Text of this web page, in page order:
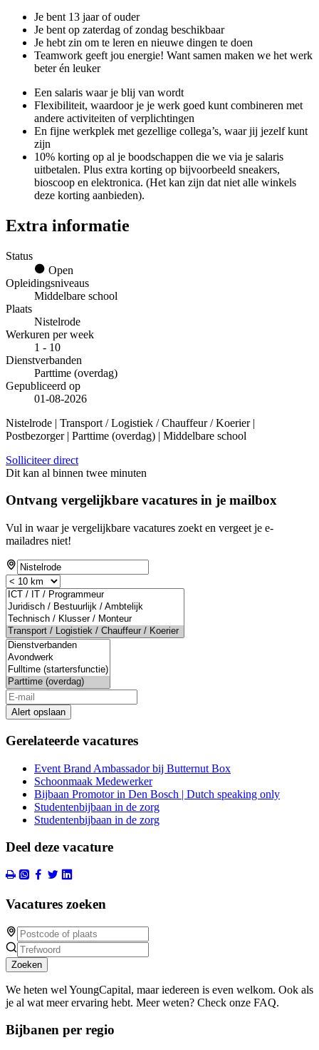
Je bent 13 jaar of ouder
Je bent op zaterdag of zondag beschikbaar
Je hebt zin om te leren en nieuwe dingen te doen
Teamwork geeft jou energie! Want samen maken we het werk
beter én leuker
Een salaris waar je blij van wordt
Flexibiliteit, waardoor je je werk goed kunt combineren met
andere activiteiten of verplichtingen
En fijne werkplek met gezellige collega’s, waar jij jezelf kunt
zijn
10% korting op al je boodschappen die we via je salaris
uitbetalen. Plus extra korting op bijvoorbeeld sneakers,
bioscoop en elektronica. (Het kan zijn dat niet alle winkels
deze korting aanbieden).
Extra informatie
Status
Open
Opleidingsniveaus
Middelbare school
Plaats
Nistelrode
Werkuren per week
1 - 10
Dienstverbanden
Parttime (overdag)
Gepubliceerd op
01-08-2026
Nistelrode | Transport / Logistiek / Chauffeur / Koerier |
Postbezorger | Parttime (overdag) | Middelbare school
Solliciteer direct
Dit kan al binnen twee minuten
Ontvang vergelijkbare vacatures in je mailbox
Vul in waar je vergelijkbare vacatures zoekt en vergeet je e-
mailadres niet!
Alert opslaan
Gerelateerde vacatures
Event Brand Ambassador bij Butternut Box
Schoonmaak Medewerker
Bijbaan Promotor in Den Bosch | Dutch speaking only
Studentenbijbaan in de zorg
Studentenbijbaan in de zorg
Deel deze vacature
Vacatures zoeken
Zoeken
We heten wel YoungCapital, maar iedereen is even welkom. Ook als
je al wat meer ervaring hebt. Meer weten? Check onze FAQ.
Bijbanen per regio